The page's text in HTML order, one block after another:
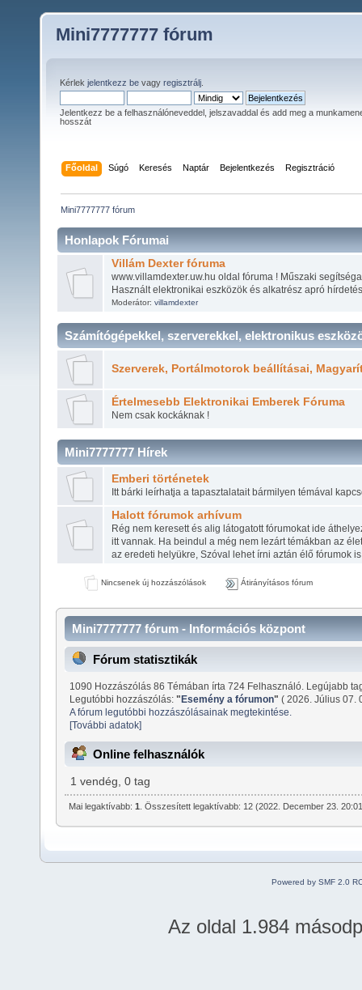
Mini7777777 fórum
Kérlek jelentkezz be vagy regisztrálj
Jelentkezz be a felhasználóneveddel, jelszavaddal és add meg a
hosszát
Főoldal Súgó Keresés Naptár Bejelentkezés Regisztráció
Mini7777777 fórum
Honlapok Fórumai
Villám Dexter fóruma
www.villamdexter.uw.hu oldal fóruma ! Műszaki
Használt elektronikai eszközök és alkatrész apró
Moderátor: villamdexter
Számítógépekkel, szerverekkel, elektronikus
Szerverek, Portálmotorok beállításai,
Értelmesebb Elektronikai Emberek Fóruma
Nem csak kockáknak !
Mini7777777 Hírek
Emberi történetek
Itt bárki leírhatja a tapasztalatait bármilyen témával
Halott fórumok arhívum
Rég nem keresett és alig látogatott fórumokat ide
itt vannak. Ha beindul a még nem lezárt témákban az
az eredeti helyükre, Szóval lehet írni aztán élő fórumok
Nincsenek új hozzászólások Átirányításos fórum
Mini7777777 fórum - Információs központ
Fórum statisztikák
1090 Hozzászólás 86 Témában írta 724 Felhasználó. Legújabb
Legutóbbi hozzászólás:"Esemény a fórumon" ( 2026. Július 07.
A fórum legutóbbi hozzászólásainak megtekintése.
[További adatok]
Online felhasználók
1 vendég, 0 tag
Mai legaktívabb:1 . Összesített legaktívabb: 12 (2022. December 23.
Powered by SMF 2.0
Az oldal 1.984